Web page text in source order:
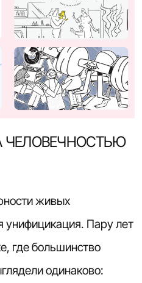
ЧЕЛОВЕЧНОСТЬЮ
живых
унифицикация. Пару лет
где большинство
одинаково: